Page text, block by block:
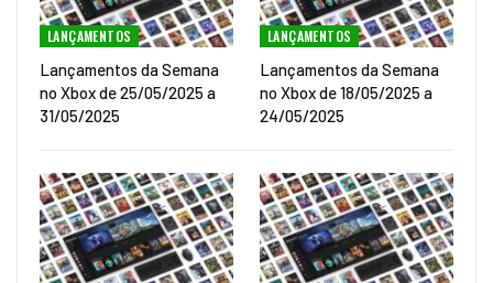
LANÇAMENTOS
Lançamentos da Semana
no Xbox de 25/05/2025 a
31/05/2025
LANÇAMENTOS
Lançamentos da Semana
no Xbox de 18/05/2025 a
24/05/2025